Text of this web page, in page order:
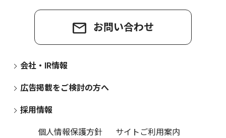
お問い合わせ
会社・IR情報
広告掲載をご検討の方へ
採用情報
個人情報保護方針
サイトご利用案内